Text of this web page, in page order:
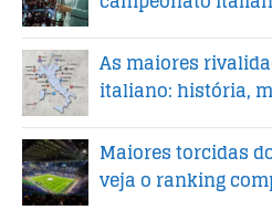
As maiores
italiano: história,
Maiores torcidas
veja o ranking